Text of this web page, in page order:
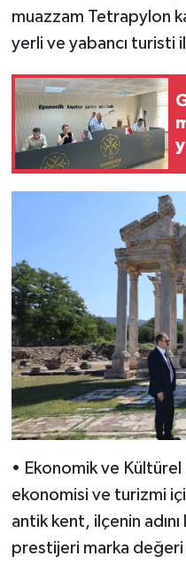
muazzam Tetrapylon
yerli ve yabancı turisti
• ​Ekonomik ve
ekonomisi ve turizmi
antik kent, ilçenin
prestijeri marka